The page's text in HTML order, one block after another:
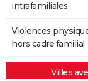
intrafamiliales
Violences
hors cadre familial
Villes